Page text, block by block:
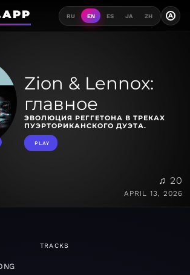
RU EN ES JA ZH A
Zion & Lennox:
главное
ЭВОЛЮЦИЯ РЕГГЕТОНА В ТРЕКАХ
ПУЭРТОРИКАНСКОГО ДУЭТА.
PLAY
♫ 20
APRIL 13, 2026
TRACKS